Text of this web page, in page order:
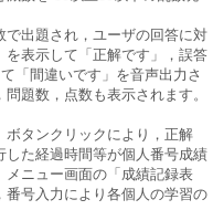
で出題され，ユーザの回答に対
表示して「正解です」，誤答
「間違いです」を音声出力さ
題数，点数も表示されます。
ボタンクリックにより，正解
した経過時間等が個人番号成績
メニュー画面の「成績記録表
番号入力により各個人の学習の